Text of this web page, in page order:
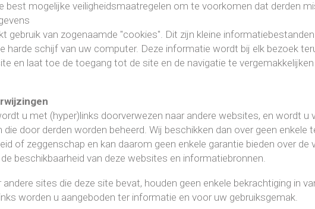
best mogelijke veiligheidsmaatregelen om te voorkomen dat derden
gebruik van zogenaamde "cookies". Dit zijn kleine
harde schijf van uw computer. Deze informatie wordt bij elk bezoek
en laat toe de toegang tot de site en de navigatie te
u met (hyper)links doorverwezen naar andere websites, en wordt u
door derden worden beheerd. Wij beschikken dan over geen enkele
of zeggenschap en kan daarom geen enkele garantie bieden over de
beschikbaarheid van deze websites en informatiebronnen.
andere sites die deze site bevat, houden geen enkele bekrachtiging in
worden u aangeboden ter informatie en voor uw gebruiksgemak.